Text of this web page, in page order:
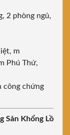
2 phòng ngủ,
m
Phú Thứ,
công chứng
Sản Khổng Lồ